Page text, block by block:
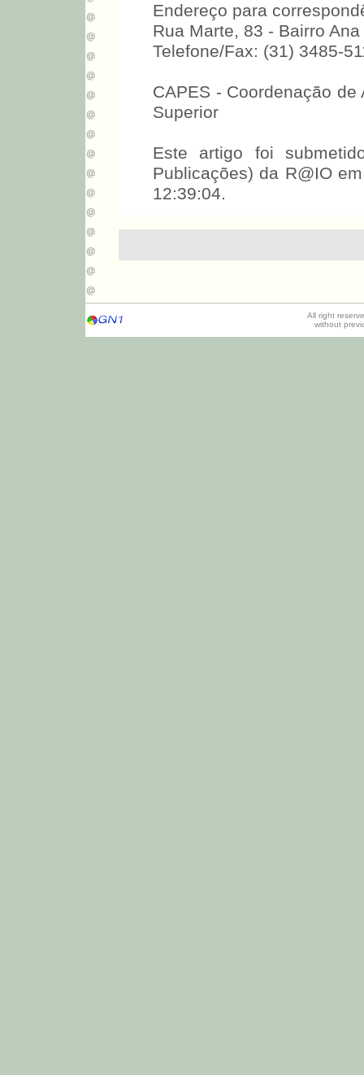
Endereço para
Rua Marte, 83 - Bairro
Telefone/Fax: (31) 3485-
CAPES - Coordenação
Superior
Este artigo foi
Publicações) da R@IO
12:39:04.
All right
without